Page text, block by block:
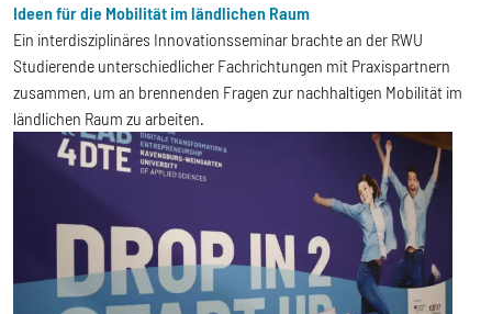
Ideen für die Mobilität im ländlichen Raum
Ein interdisziplinäres Innovationsseminar brachte an der RWU
Studierende unterschiedlicher Fachrichtungen mit Praxispartnern
zusammen, um an brennenden Fragen zur nachhaltigen Mobilität im
ländlichen Raum zu arbeiten.